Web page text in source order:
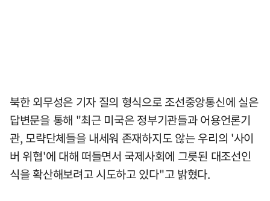
북한 외무성은 기자 질의 형식으로 조선중앙통신에 실은
답변문을 통해 "최근 미국은 정부기관들과 어용언론기
관, 모략단체들을 내세워 존재하지도 않는 우리의 '사이
버 위협'에 대해 떠들면서 국제사회에 그릇된 대조선인
식을 확산해보려고 시도하고 있다"고 밝혔다.